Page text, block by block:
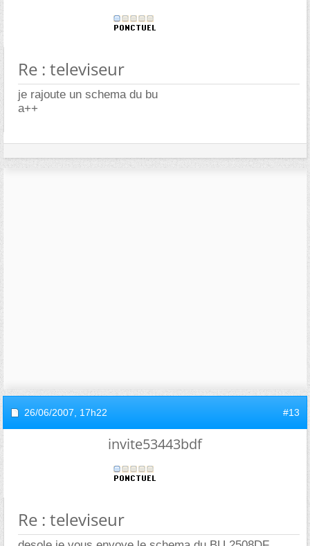
Re : televiseur
je rajoute un schema du bu
a++
26/06/2007, 17h22 #13
invite53443bdf
Re : televiseur